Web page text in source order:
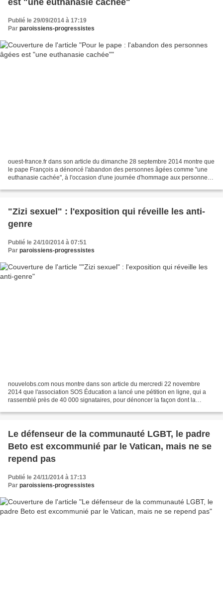
Publié le 29/09/2014 à 17:19
Par paroissiens-progressistes
ouest-france.fr dans son article du dimanche 28 septembre 2014 montre que
le pape François a dénoncé l'abandon des personnes âgées comme "une
euthanasie cachée", à l'occasion d'une journée d'hommage aux personnes
"Zizi sexuel" : l'exposition qui réveille les anti-
genre
Publié le 24/10/2014 à 07:51
Par paroissiens-progressistes
nouvelobs.com nous montre dans son article du mercredi 22 novembre
2014 que l'association SOS Éducation a lancé une pétition en ligne, qui a
rassemblé près de 40 000 signataires, pour dénoncer la façon dont la
Le défenseur de la communauté LGBT, le padre
Beto est excommunié par le Vatican, mais ne se
repend pas
Publié le 24/11/2014 à 17:13
Par paroissiens-progressistes